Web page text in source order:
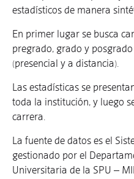
estadísticos de manera
En primer lugar se busca
pregrado, grado y
(presencial y a distancia).
Las estadísticas se
toda la institución, y luego
carrera.
La fuente de datos es el
gestionado por el
Universitaria de la SPU –